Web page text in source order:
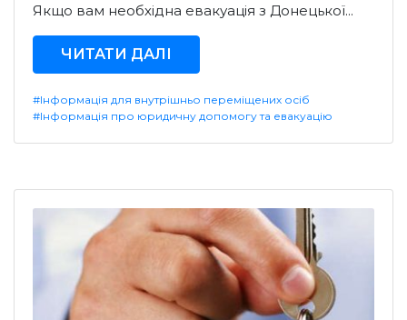
Якщо вам необхідна евакуація з Донецької...
ЧИТАТИ ДАЛІ
#Інформація для внутрішньо переміщених осіб
#Інформація про юридичну допомогу та евакуацію